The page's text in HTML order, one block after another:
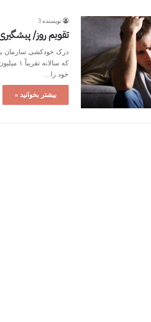
نویسنده 3
تقویم روز/
درک خودکشی سازمان
که
خود را…
بیشتر بخوانید »